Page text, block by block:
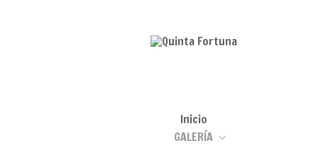
Inicio
GALERÍA